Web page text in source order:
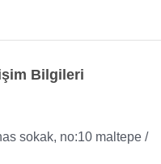
Bilgileri
sokak, no:10 maltepe /